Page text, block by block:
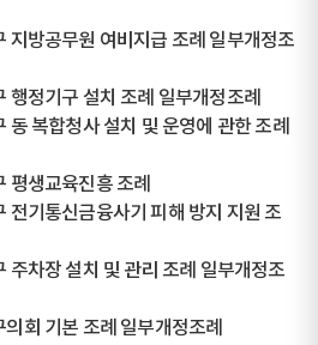
지방공무원 여비지급 조례 일부개정조
정기구 설치 조례 일부개정조례
복합청사 설치 및 운영에 관한 조례
평생교육진흥 조례
전기통신금융사기 피해 방지 지원 조
주차장 설치 및 관리 조례 일부개정조
회 기본 조례 일부개정조례